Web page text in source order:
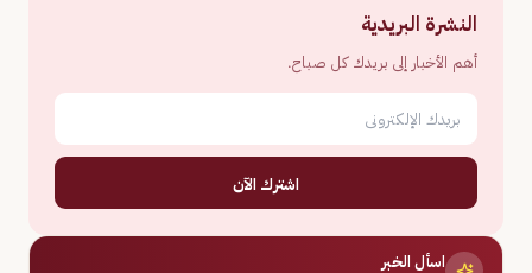
النشرة البريدية
أهم الأخبار إلى بريدك كل صباح.
اشترك الآن
اسأل الخبر